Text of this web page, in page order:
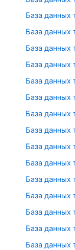
База данных
База данных
База данных
База данных
База данных
База данных
База данных
База данных
База данных
База данных
База данных
База данных
База
База
База данных